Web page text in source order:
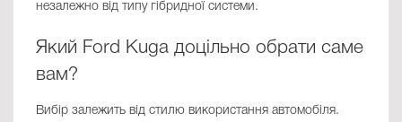
незалежно від типу гібридної системи.
Який Ford Kuga доцільно обрати саме
вам?
Вибір залежить від стилю використання автомобіля.